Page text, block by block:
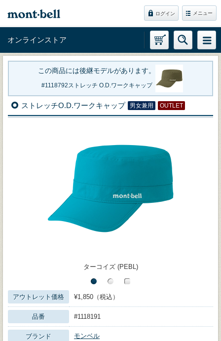
ログイン メニュー
オンラインストア
この商品には後継モデルがあります。
1118792ストレッチ O.D.ワークキャップ
ストレッチO.D.ワークキャップ 男女兼用 OUTLET
ターコイズ (PEBL)
アウトレット価格 ¥1,850（税込）
品番 #1118191
ブランド モンベル